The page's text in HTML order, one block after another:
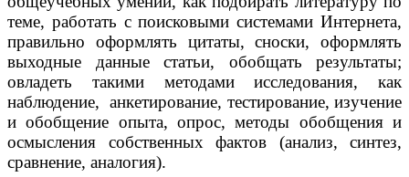
теме, работать с поисковыми системами Интернета,
правильно оформлять цитаты, сноски, оформлять
выходные данные статьи, обобщать результаты;
овладеть такими методами исследования, как
наблюдение, анкетирование, тестирование, изучение
и обобщение опыта, опрос, методы обобщения и
осмысления собственных фактов (анализ, синтез,
сравнение, аналогия).